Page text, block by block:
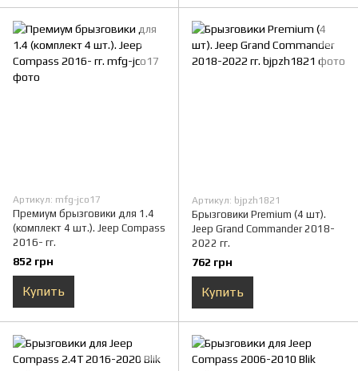
Артикул: mfg-jco17
Премиум брызговики для 1.4
(комплект 4 шт.). Jeep Compass
2016- гг.
852 грн
Купить
Артикул: bjpzh1821
Брызговики Premium (4 шт).
Jeep Grand Commander 2018-
2022 гг.
762 грн
Купить